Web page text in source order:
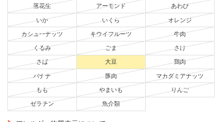
落花生 アーモンド あわび
いか いくら オレンジ
カシューナッツ キウイフルーツ 牛肉
くるみ ごま さけ
さば 大豆 鶏肉
バナナ 豚肉 マカダミアナッツ
もも やまいも りんご
ゼラチン 魚介類